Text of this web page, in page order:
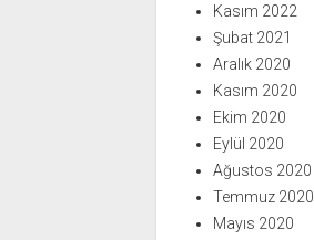
Kasım 2022
Şubat 2021
Aralık 2020
Kasım 2020
Ekim 2020
Eylül 2020
Ağustos 2020
Temmuz 2020
Mayıs 2020